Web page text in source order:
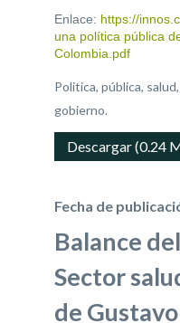
Enlace: https://
una política pública
Colombia.pdf
Politica, pública,
gobierno.
Descargar (0.24
Fecha de
Balance
Sector
de